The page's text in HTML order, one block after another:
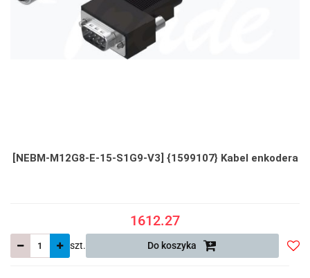
[NEBM-M12G8-E-15-S1G9-V3] {1599107} Kabel enkodera
1612.27
szt. Do koszyka